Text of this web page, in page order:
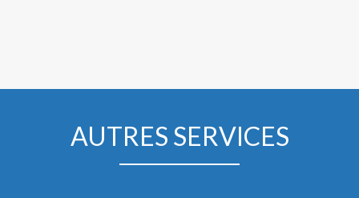
AUTRES SERVICES